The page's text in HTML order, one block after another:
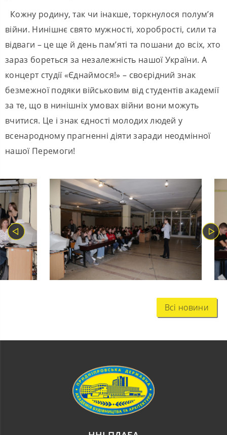
Кожну родину, так чи інакше, торкнулося полум’я
війни. Нинішнє свято мужності, хоробрості, сили та
відваги – це ще й день пам’яті та пошани до всіх, хто
зараз бореться за незалежність нашої України. А
концерт студії «Єднаймося!» – своєрідний знак
безмежної подяки військовим від студентів академії
за те, що в нинішніх умовах війни вони можуть
вчитися. Це і знак єдності молодих людей у
всенародному прагненні діяти заради неодмінної
нашої Перемоги!
Всі новини